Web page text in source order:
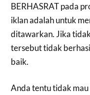
BERHASRAT pada
iklan adalah untuk
ditawarkan. Jika
tersebut tidak
baik.
Anda tentu tidak